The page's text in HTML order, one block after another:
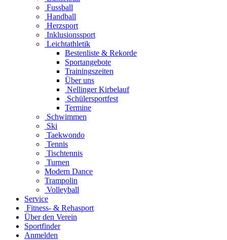
Fussball
Handball
Herzsport
Inklusionssport
Leichtathletik
Bestenliste & Rekorde
Sportangebote
Trainingszeiten
Über uns
Nellinger Kirbelauf
Schülersportfest
Termine
Schwimmen
Ski
Taekwondo
Tennis
Tischtennis
Turnen
Modern Dance
Trampolin
Volleyball
Service
Fitness- & Rehasport
Über den Verein
Sportfinder
Anmelden